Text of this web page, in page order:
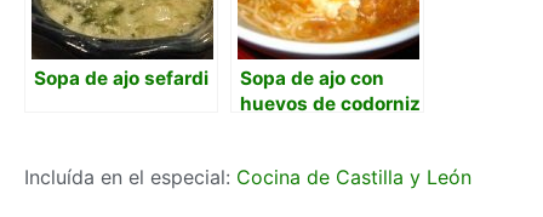
Sopa de ajo sefardi
Sopa de ajo con
huevos de codorniz
Incluída en el especial: Cocina de Castilla y León